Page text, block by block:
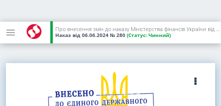
Про внесення змін до наказу Міністерства фінансів України від 17 травня 2024 року N 248
Наказ від 06.06.2024 № 280 (Статус: Чинний)